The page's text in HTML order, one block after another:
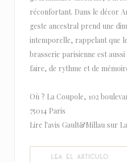
réconfortant. Dans le décor
geste ancestral prend une
intemporelle, rappelant que
brasserie parisienne est
faire, de rythme et de
Où ? La Coupole, 102
75014 Paris
Lire l'avis Gault&Millau sur
LEA EL ARTICULO